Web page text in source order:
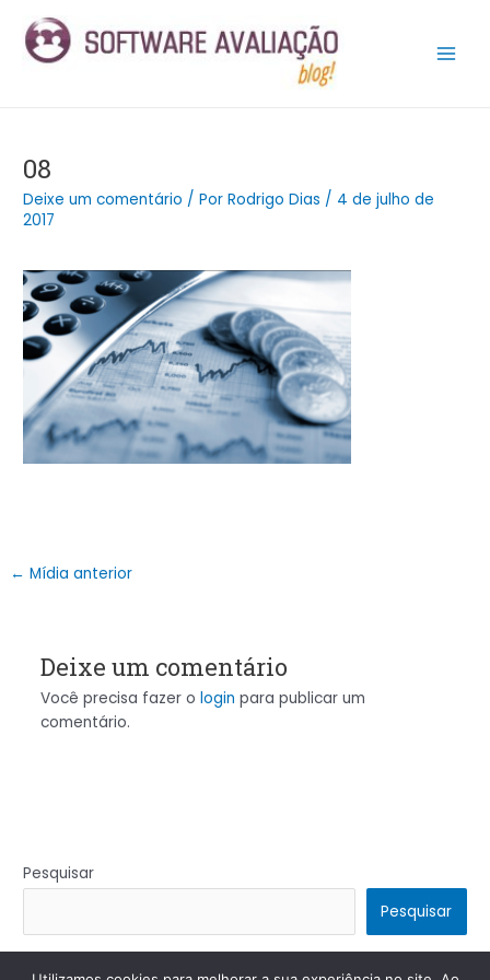
para
08
Deixe um comentário / PorRodrigo Dias / 4 de julho de
2017
navigation
← Mídia anterior
Deixe um comentário
Você precisa fazer o login para publicar um
comentário.
Pesquisar
Pesquisar